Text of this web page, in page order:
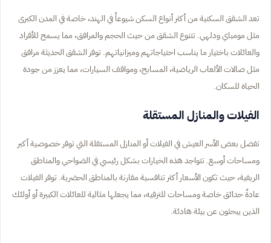
تعد الشقق السكنية من أكثر أنواع السكن شيوعاً في الهند، خاصة في المدن الكبرى
مثل مومباي ودلهي. تتنوع الشقق من حيث الحجم والمرافق، مما يسمح للأفراد
والعائلات باختيار ما يناسب احتياجاتهم وميزانياتهم. توفر الشقق الحديثة مرافق
مثل صالات الألعاب الرياضية، المسابح، ومواقف السيارات، مما يعزز من جودة
الحياة للسكان.
الفيلات والمنازل المستقلة
تفضل بعض الأسر العيش في الفيلات أو المنازل المستقلة التي توفر خصوصية أكبر
ومساحات أوسع. تتواجد هذه الخيارات بشكل رئيسي في الضواحي والمناطق
الريفية، حيث تكون الأسعار أكثر تنافسية مقارنة بالمناطق الحضرية. توفر الفيلات
عادةً حدائق خاصة ومساحات للترفيه، مما يجعلها مثالية للعائلات الكبيرة أو أولئك
الذين يبحثون عن بيئة هادئة.